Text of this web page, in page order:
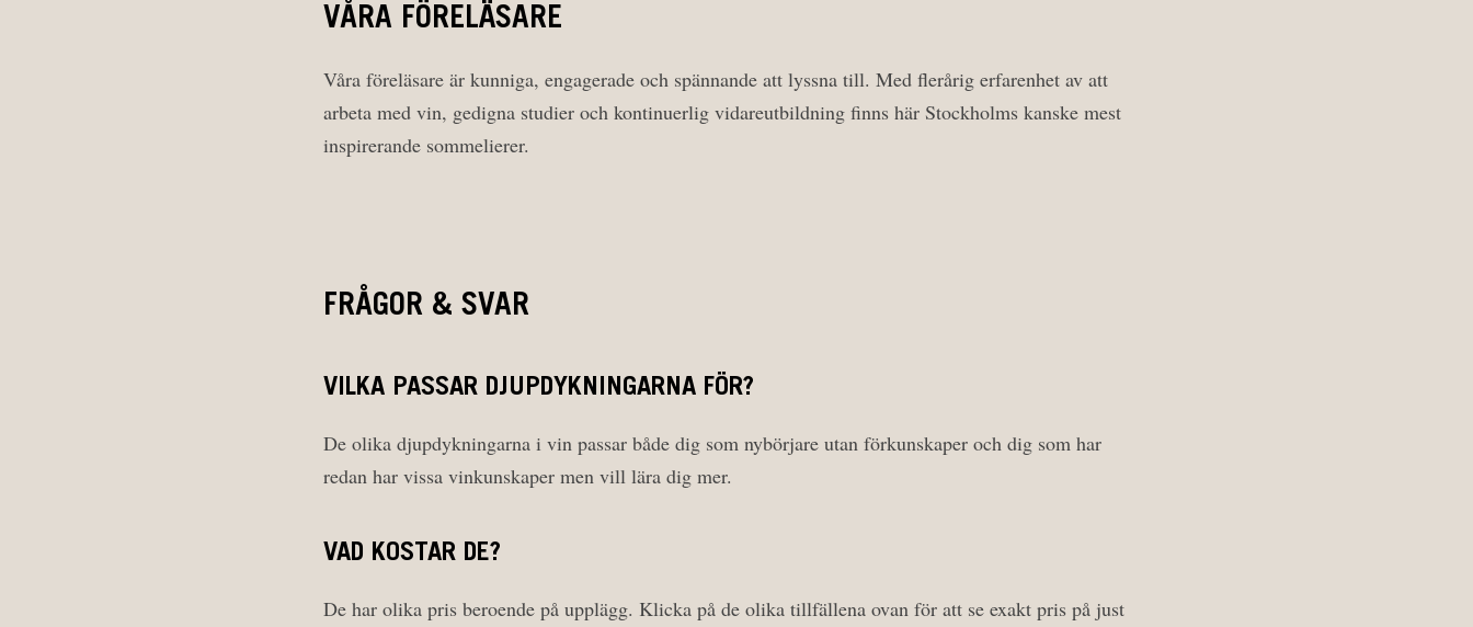
VÅRA FÖRELÄSARE
Våra föreläsare är kunniga, engagerade och spännande att lyssna till. Med flerårig erfarenhet av att
arbeta med vin, gedigna studier och kontinuerlig vidareutbildning finns här Stockholms kanske mest
inspirerande sommelierer.
FRÅGOR & SVAR
VILKA PASSAR DJUPDYKNINGARNA FÖR?
De olika djupdykningarna i vin passar både dig som nybörjare utan förkunskaper och dig som har
redan har vissa vinkunskaper men vill lära dig mer.
VAD KOSTAR DE?
De har olika pris beroende på upplägg. Klicka på de olika tillfällena ovan för att se exakt pris på just